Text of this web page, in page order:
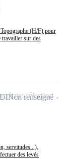
(H/F) pour
travailler sur des
servitudes...).
des levés
Non renseigné
à ma sélection